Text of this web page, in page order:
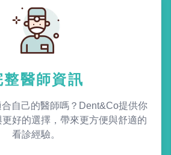
整醫師資訊
自己的醫師嗎？Dent&Co提供你
好的選擇，帶來更方便與舒適的
看診經驗。